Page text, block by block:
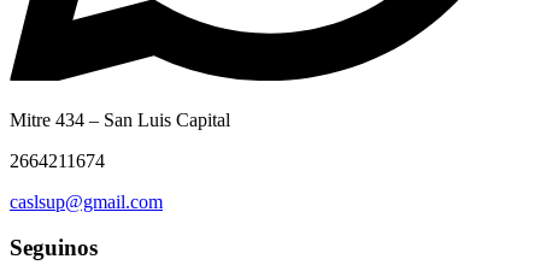
Mitre 434 – San Luis Capital
2664211674
caslsup@gmail.com
Seguinos